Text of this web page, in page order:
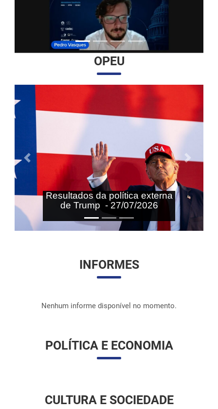
OPEU
Resultados da política externa
de Trump - 27/07/2026
Anterior Próximo
INFORMES
Nenhum informe disponível no momento.
POLÍTICA E ECONOMIA
CULTURA E SOCIEDADE